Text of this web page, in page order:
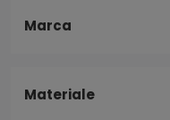
Marca
Materiale